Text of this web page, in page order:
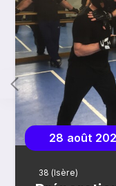
28 août
38 (Isère)